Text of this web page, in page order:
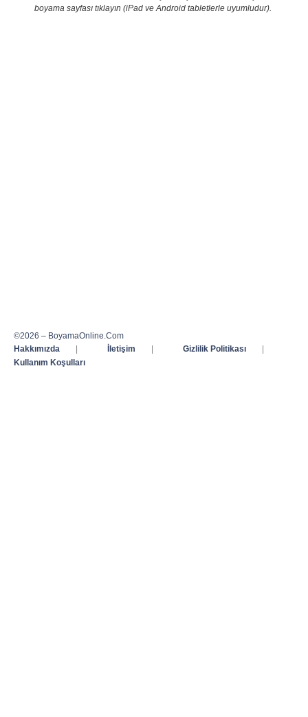
boyama sayfası tıklayın (iPad ve Android tabletlerle uyumludur).
©2026 – BoyamaOnline.Com
Hakkımızda
| İletişim | Gizlilik Politikası
|
Kullanım Koşulları